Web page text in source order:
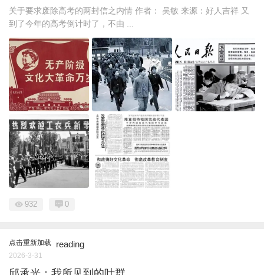
关于要求废除高考的两封信之内情 作者： 吴敏 来源：好人吉祥 又
到了今年的高考倒计时了，不由 ...
932 0
点击重新加载 reading
2026-3-31